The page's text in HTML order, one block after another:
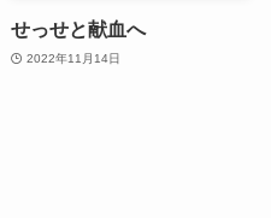
せっせと献血へ
2022年11月14日